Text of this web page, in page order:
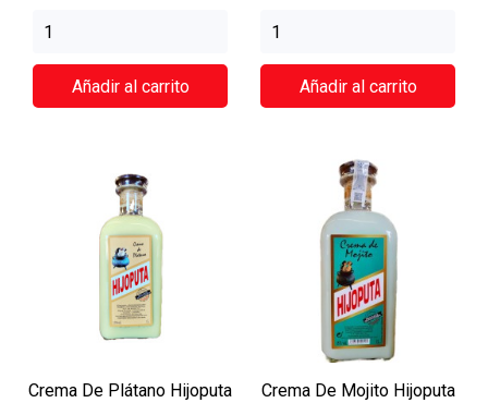
Añadir al carrito Añadir al carrito
Crema De Plátano Hijoputa
Crema De Mojito Hijoputa